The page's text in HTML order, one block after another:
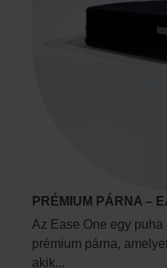
PRÉMIUM PÁRNA –
Az Ease One egy
prémium párna,
akik...